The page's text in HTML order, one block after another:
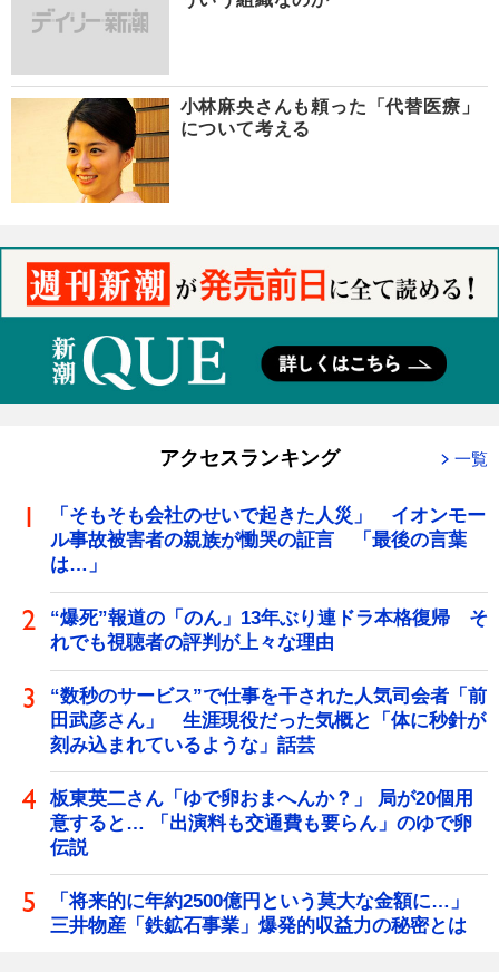
小林麻央さんも頼った「代替医療」
について考える
アクセスランキング 一覧
「そもそも会社のせいで起きた人災」 イオンモー
ル事故被害者の親族が慟哭の証言 「最後の言葉
は…」
“爆死”報道の「のん」13年ぶり連ドラ本格復帰 そ
れでも視聴者の評判が上々な理由
“数秒のサービス”で仕事を干された人気司会者「前
田武彦さん」 生涯現役だった気概と「体に秒針が
刻み込まれているような」話芸
板東英二さん「ゆで卵おまへんか？」 局が20個用
意すると… 「出演料も交通費も要らん」のゆで卵
伝説
「将来的に年約2500億円という莫大な金額に…」
三井物産「鉄鉱石事業」爆発的収益力の秘密とは